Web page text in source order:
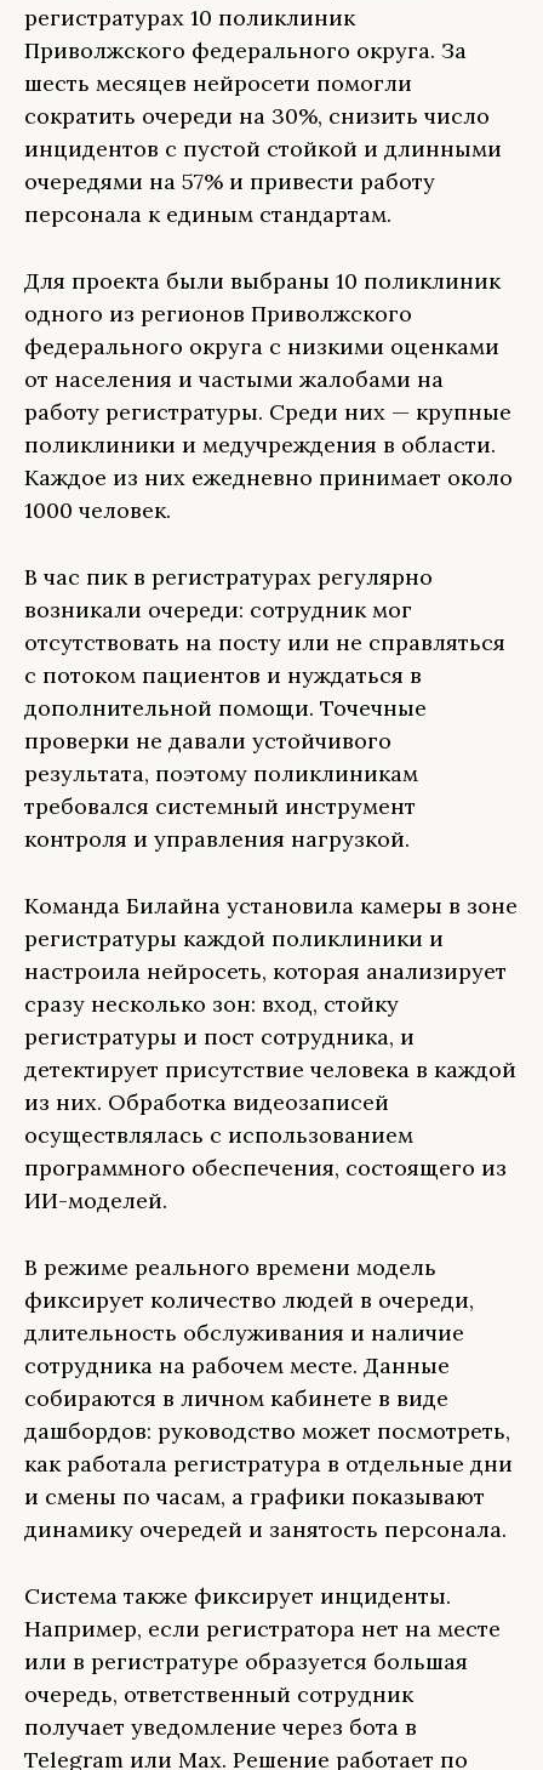
регистратурах 10 поликлиник
Приволжского федерального округа. За
шесть месяцев нейросети помогли
сократить очереди на 30%, снизить число
инцидентов с пустой стойкой и длинными
очередями на 57% и привести работу
персонала к единым стандартам.
Для проекта были выбраны 10 поликлиник
одного из регионов Приволжского
федерального округа с низкими оценками
от населения и частыми жалобами на
работу регистратуры. Среди них — крупные
поликлиники и медучреждения в области.
Каждое из них ежедневно принимает около
1000 человек.
В час пик в регистратурах регулярно
возникали очереди: сотрудник мог
отсутствовать на посту или не справляться
с потоком пациентов и нуждаться в
дополнительной помощи. Точечные
проверки не давали устойчивого
результата, поэтому поликлиникам
требовался системный инструмент
контроля и управления нагрузкой.
Команда Билайна установила камеры в зоне
регистратуры каждой поликлиники и
настроила нейросеть, которая анализирует
сразу несколько зон: вход, стойку
регистратуры и пост сотрудника, и
детектирует присутствие человека в каждой
из них. Обработка видеозаписей
осуществлялась с использованием
программного обеспечения, состоящего из
ИИ-моделей.
В режиме реального времени модель
фиксирует количество людей в очереди,
длительность обслуживания и наличие
сотрудника на рабочем месте. Данные
собираются в личном кабинете в виде
дашбордов: руководство может посмотреть,
как работала регистратура в отдельные дни
и смены по часам, а графики показывают
динамику очередей и занятость персонала.
Система также фиксирует инциденты.
Например, если регистратора нет на месте
или в регистратуре образуется большая
очередь, ответственный сотрудник
получает уведомление через бота в
Telegram или Мах. Решение работает по